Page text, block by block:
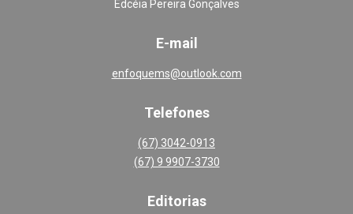
Edcéia Pereira Gonçalves
E-mail
enfoquems@outlook.com
Telefones
(67) 3042-0913
(67) 9 9907-3730
Editorias